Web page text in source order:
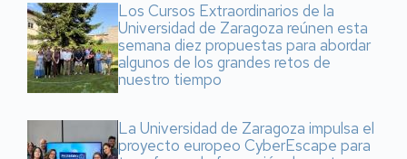
Los Cursos Extraordinarios de la
Universidad de Zaragoza reúnen esta
semana diez propuestas para abordar
algunos de los grandes retos de
nuestro tiempo
La Universidad de Zaragoza impulsa el
proyecto europeo CyberEscape para